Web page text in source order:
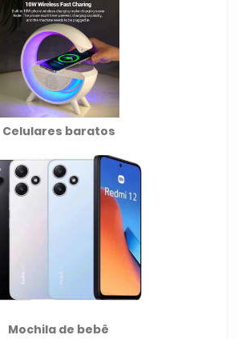
Celulares baratos
Mochila de bebê